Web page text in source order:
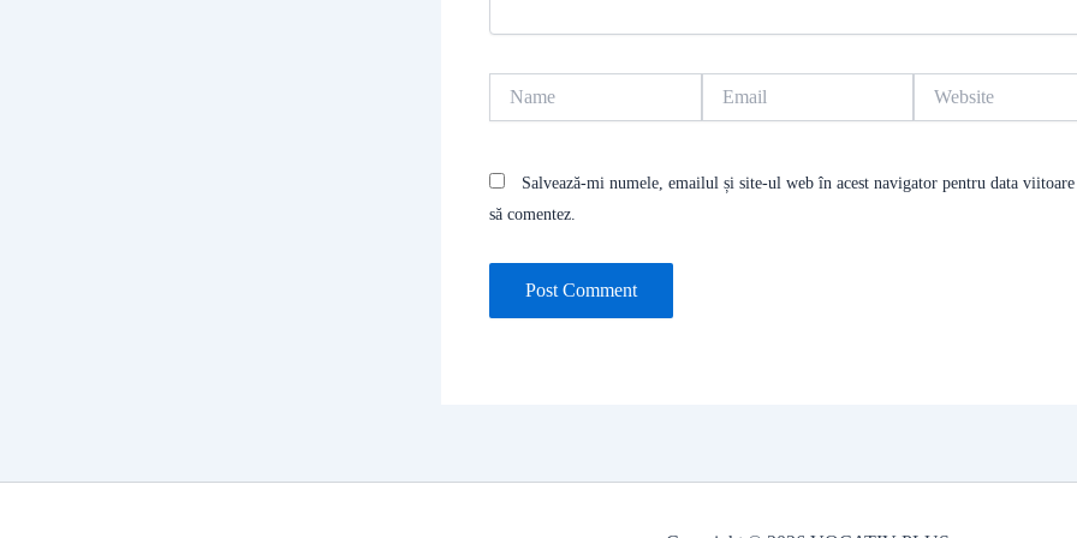
Salvează-mi numele, emailul și site-ul web în acest navigator pentru data
să comentez.